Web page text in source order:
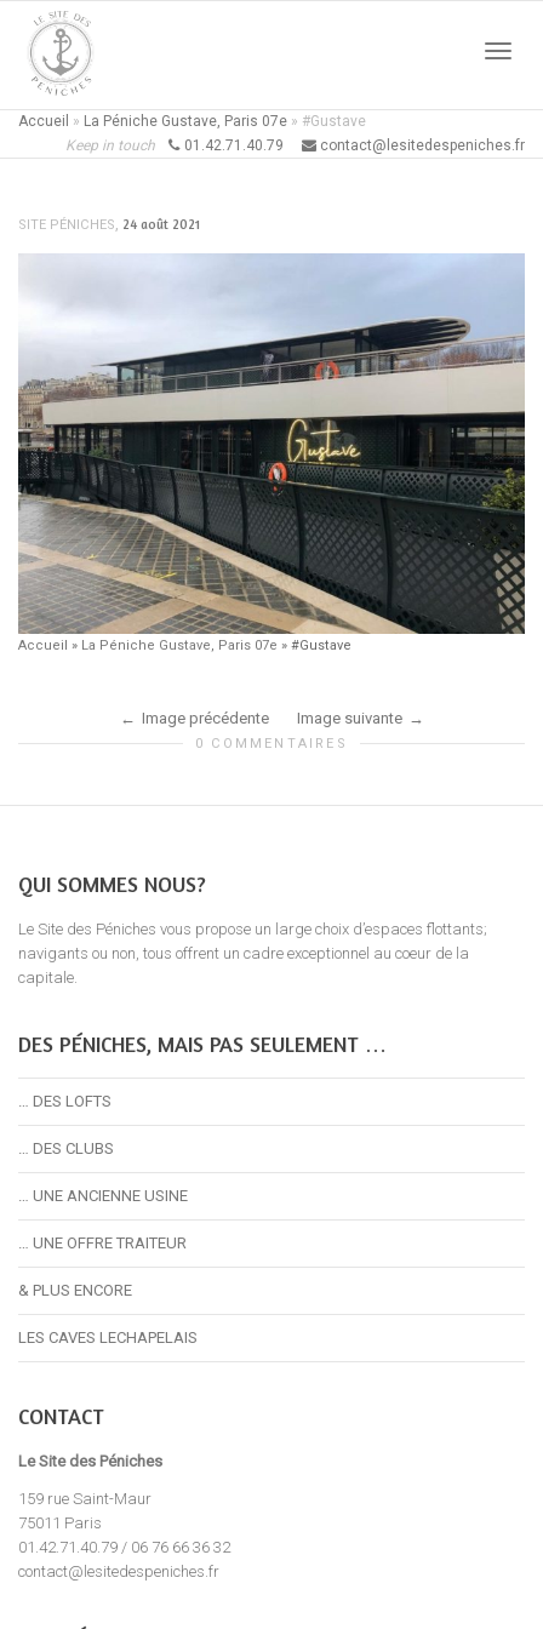
Accueil » La Péniche Gustave, Paris 07e » #Gustave
Keep in touch
01.42.71.40.79 contact@lesitedespeniches.fr
SITE PÉNICHES, 24 août 2021
Accueil » La Péniche Gustave, Paris 07e » #Gustave
Image précédente Image suivante
0 COMMENTAIRES
QUI SOMMES NOUS?
Le Site des Péniches vous propose un large choix d’espaces flottants;
navigants ou non, tous offrent un cadre exceptionnel au coeur de la
capitale.
DES PÉNICHES, MAIS PAS SEULEMENT …
… DES LOFTS
… DES CLUBS
… UNE ANCIENNE USINE
… UNE OFFRE TRAITEUR
& PLUS ENCORE
LES CAVES LECHAPELAIS
CONTACT
Le Site des Péniches
159 rue Saint-Maur
75011 Paris
01.42.71.40.79 / 06 76 66 36 32
contact@lesitedespeniches.fr